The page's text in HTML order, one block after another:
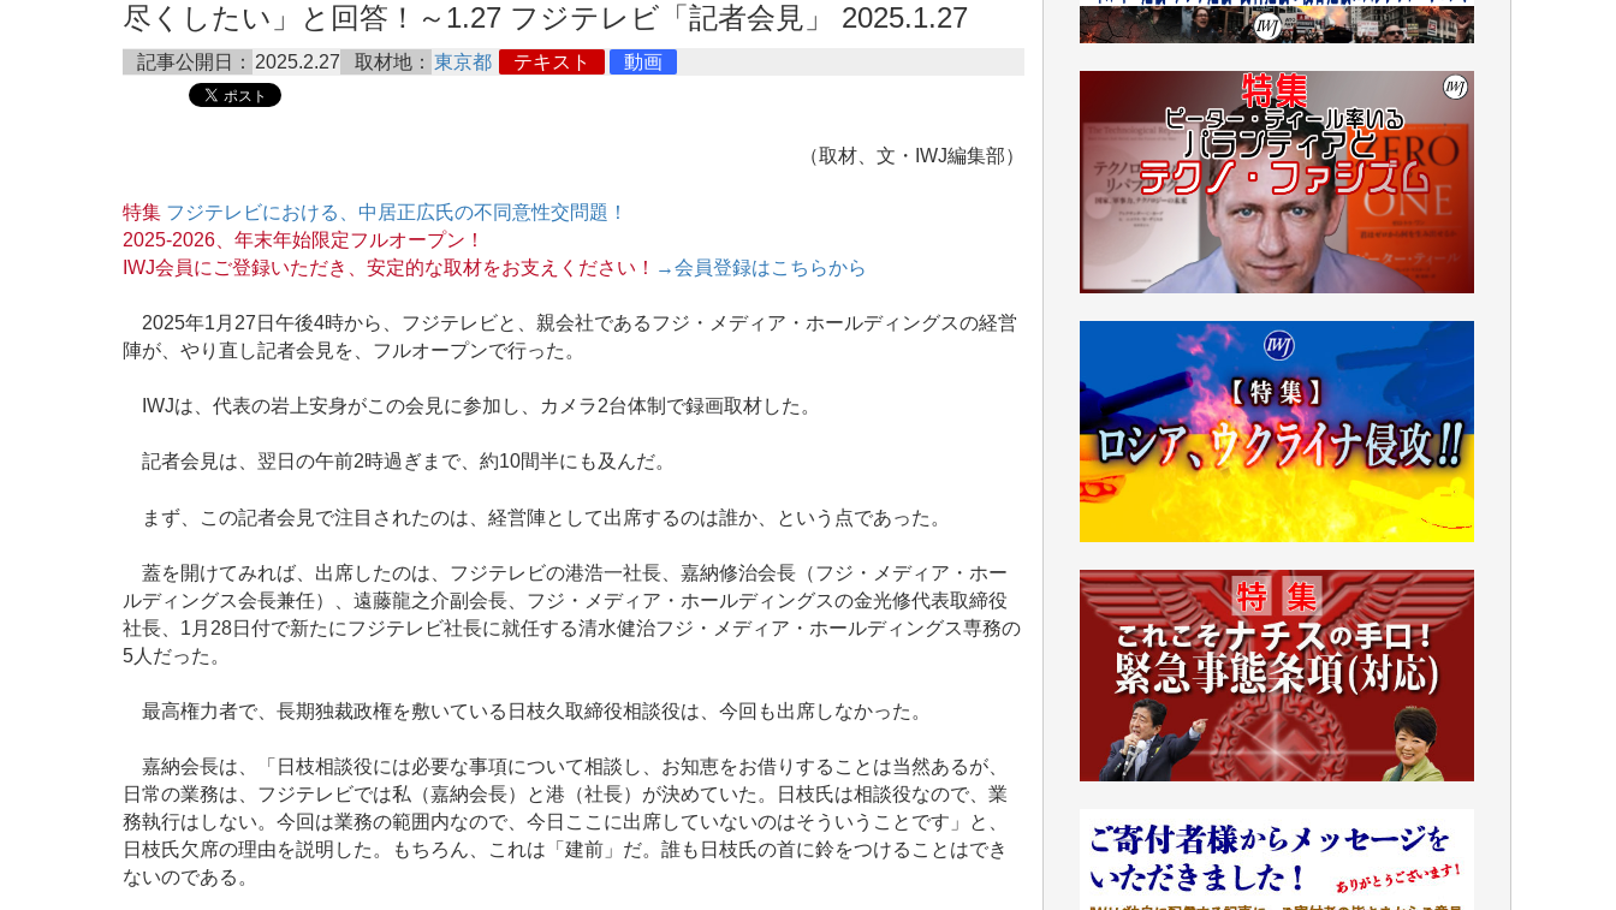
尽くしたい」と回答！～1.27 フジテレビ「記者会見」 2025.1.27
記事公開日： 2025.2.27 取材地： 東京都 テキスト 動画
（取材、文・IWJ編集部）
特集 フジテレビにおける、中居正広氏の不同意性交問題！
2025-2026、年末年始限定フルオープン！
IWJ会員にご登録いただき、安定的な取材をお支えください！ →会員登録はこちらから
2025年1月27日午後4時から、フジテレビと、親会社であるフジ・メディア・ホールディングスの経営
陣が、やり直し記者会見を、フルオープンで行った。
IWJは、代表の岩上安身がこの会見に参加し、カメラ2台体制で録画取材した。
記者会見は、翌日の午前2時過ぎまで、約10間半にも及んだ。
まず、この記者会見で注目されたのは、経営陣として出席するのは誰か、という点であった。
蓋を開けてみれば、出席したのは、フジテレビの港浩一社長、嘉納修治会長（フジ・メディア・ホー
ルディングス会長兼任）、遠藤龍之介副会長、フジ・メディア・ホールディングスの金光修代表取締役
社長、1月28日付で新たにフジテレビ社長に就任する清水健治フジ・メディア・ホールディングス専務の
5人だった。
最高権力者で、長期独裁政権を敷いている日枝久取締役相談役は、今回も出席しなかった。
嘉納会長は、「日枝相談役には必要な事項について相談し、お知恵をお借りすることは当然あるが、
日常の業務は、フジテレビでは私（嘉納会長）と港（社長）が決めていた。日枝氏は相談役なので、業
務執行はしない。今回は業務の範囲内なので、今日ここに出席していないのはそういうことです」と、
日枝氏欠席の理由を説明した。もちろん、これは「建前」だ。誰も日枝氏の首に鈴をつけることはでき
ないのである。